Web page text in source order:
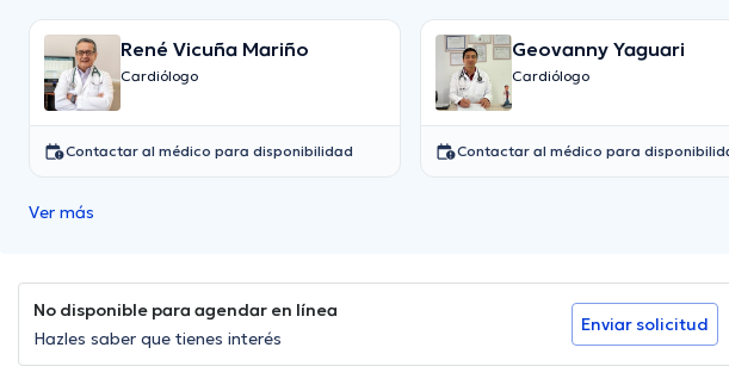
René Vicuña Mariño
Cardiólogo
Contactar al médico para disponibilidad
Geovanny Yaguari
Cardiólogo
Contactar al médico para
Ver más
No disponible para agendar en línea
Hazles saber que tienes interés
Enviar solicitud